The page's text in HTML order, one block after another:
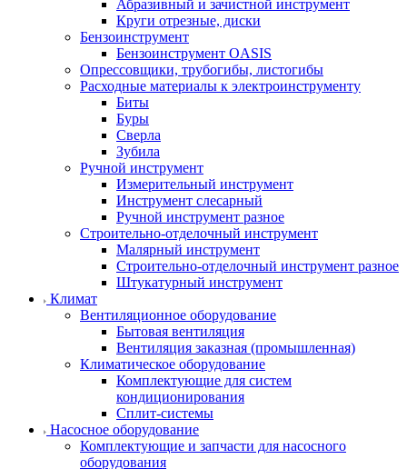
Абразивный и зачистной инструмент
Круги отрезные, диски
Бензоинструмент
Бензоинструмент OASIS
Опрессовщики, трубогибы, листогибы
Расходные материалы к электроинструменту
Биты
Буры
Сверла
Зубила
Ручной инструмент
Измерительный инструмент
Инструмент слесарный
Ручной инструмент разное
Строительно-отделочный инструмент
Малярный инструмент
Строительно-отделочный инструмент разное
Штукатурный инструмент
Климат
Вентиляционное оборудование
Бытовая вентиляция
Вентиляция заказная (промышленная)
Климатическое оборудование
Комплектующие для систем
кондиционирования
Сплит-системы
Насосное оборудование
Комплектующие и запчасти для насосного
оборудования